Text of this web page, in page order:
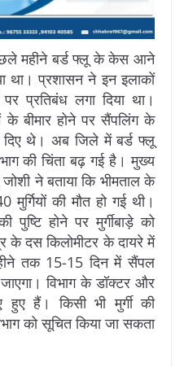
महीने बर्ड फ्लू के केस आने
था। प्रशासन ने इन इलाकों
प्रतिबंध लगा दिया था।
के बीमार होने पर सैंपलिंग के
दिए थे। अब जिले में बर्ड फ्लू
की चिंता बढ़ गई है। मुख्य
ने बताया कि भीमताल के
मुर्गियों की मौत हो गई थी।
होने पर मुर्गीबाड़े को
के दस किलोमीटर के दायरे में
तक 15-15 दिन में सैंपल
विभाग के डॉक्टर और
हुए हैं। किसी भी मुर्गी की
को सूचित किया जा सकता